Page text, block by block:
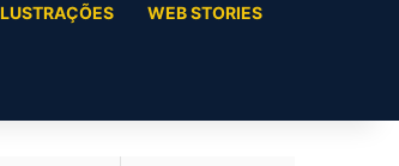
WEB STORIES